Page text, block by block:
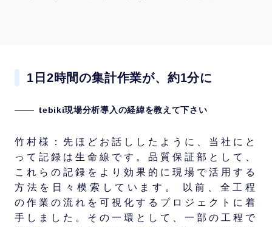
1日2時間の集計作業が、約1分に
tebiki現場分析導入の経緯を教えて下さい
竹村様：先ほどお話ししたように、当社にと
って記録は生命線です。品質保証部として、
これらの記録をより効果的に現場で活用する
方法を日々模索しています。 以前、全工程
の作業の流れを可視化するプロジェクトに着
手しました。その一環として、一部の工程で